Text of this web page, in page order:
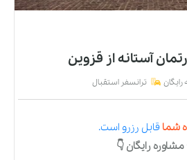
آستانهاز قزوین
ترانسفر استقبال
شما قابل رزرو است.
رایگان 👇